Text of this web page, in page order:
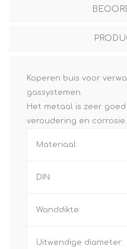
Koperen buis voor
gassystemen.
Het metaal is zeer
veroudering en corrosie.
Materiaal:
DIN:
Wanddikte:
Uitwendige diameter: